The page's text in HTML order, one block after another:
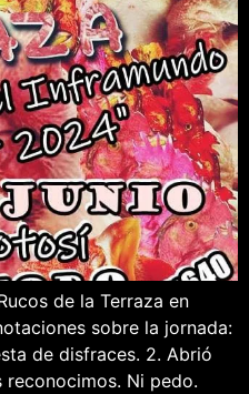
de la Terraza en
sobre la jornada:
de disfraces. 2. Abrió
reconocimos. Ni pedo.